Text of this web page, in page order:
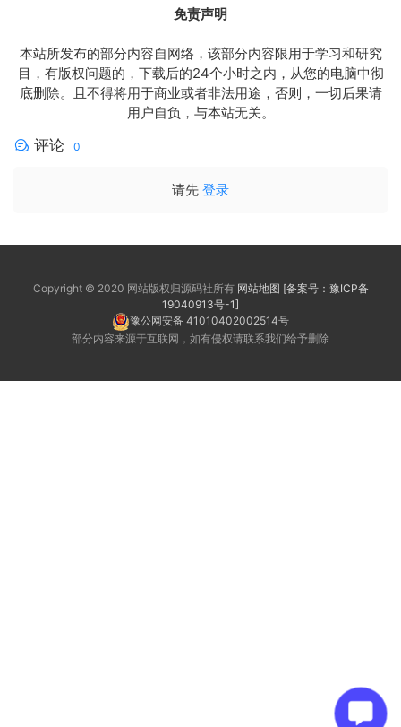
免责声明
本站所发布的部分内容自网络，该部分内容限用于学习和研究
目，有版权问题的，下载后的24个小时之内，从您的电脑中彻
底删除。且不得将用于商业或者非法用途，否则，一切后果请
用户自负，与本站无关。
评论 0
请先 登录
Copyright © 2020 网站版权归源码社所有 网站地图 [备案号：豫ICP备
19040913号-1]
豫公网安备 41010402002514号
部分内容来源于互联网，如有侵权请联系我们给予删除